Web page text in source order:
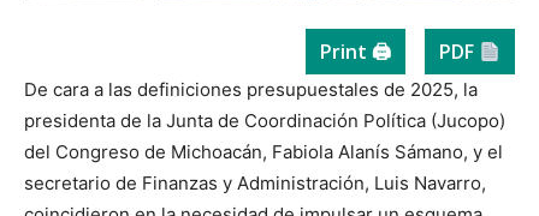
Print 🖨 PDF
De cara a las definiciones presupuestales de 2025, la
presidenta de la Junta de Coordinación Política (Jucopo)
del Congreso de Michoacán, Fabiola Alanís Sámano, y el
secretario de Finanzas y Administración, Luis Navarro,